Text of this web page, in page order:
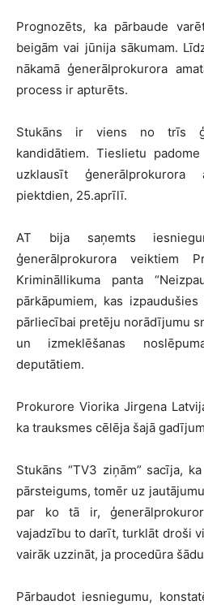
Prognozēts, ka pārbaude
beigām vai jūnija sākumam.
nākamā ģenerālprokurora
process ir apturēts.
Stukāns ir viens no trīs
kandidātiem. Tieslietu
uzklausīt
piektdien, 25.aprīlī.
AT bija saņemts
ģenerālprokurora veiktiem
Krimināllikuma panta
pārkāpumiem, kas
pārliecībai pretēju norādījumu
un izmeklēšanas
deputātiem.
Prokurore Viorika Jirgena
ka trauksmes cēlēja šajā
Stukāns “TV3 ziņām” sacīja,
pārsteigums, tomēr uz
par ko tā ir,
vajadzību to darīt, turklāt droši
vairāk uzzināt, ja procedūra
Pārbaudot iesniegumu,